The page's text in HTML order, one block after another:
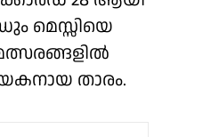
മെസ്സിയെ
താരം.